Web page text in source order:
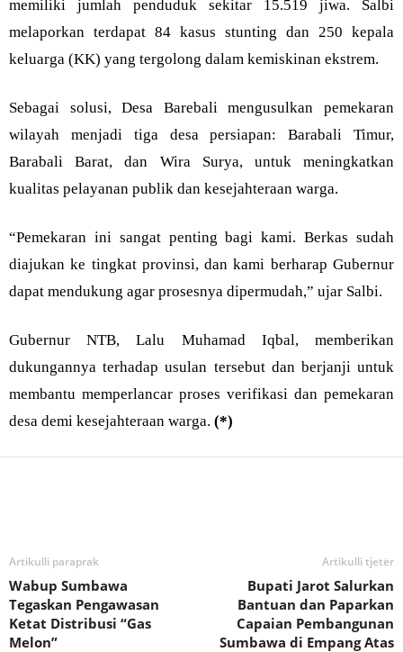
memiliki jumlah penduduk sekitar 15.519 jiwa. Salbi
melaporkan terdapat 84 kasus stunting dan 250 kepala
keluarga (KK) yang tergolong dalam kemiskinan ekstrem.
Sebagai solusi, Desa Barebali mengusulkan pemekaran
wilayah menjadi tiga desa persiapan: Barabali Timur,
Barabali Barat, dan Wira Surya, untuk meningkatkan
kualitas pelayanan publik dan kesejahteraan warga.
“Pemekaran ini sangat penting bagi kami. Berkas sudah
diajukan ke tingkat provinsi, dan kami berharap Gubernur
dapat mendukung agar prosesnya dipermudah,” ujar Salbi.
Gubernur NTB, Lalu Muhamad Iqbal, memberikan
dukungannya terhadap usulan tersebut dan berjanji untuk
membantu memperlancar proses verifikasi dan pemekaran
desa demi kesejahteraan warga. (*)
Artikulli paraprak
Wabup Sumbawa
Tegaskan Pengawasan
Ketat Distribusi “Gas
Melon”
Artikulli tjetër
Bupati Jarot Salurkan
Bantuan dan Paparkan
Capaian Pembangunan
Sumbawa di Empang Atas